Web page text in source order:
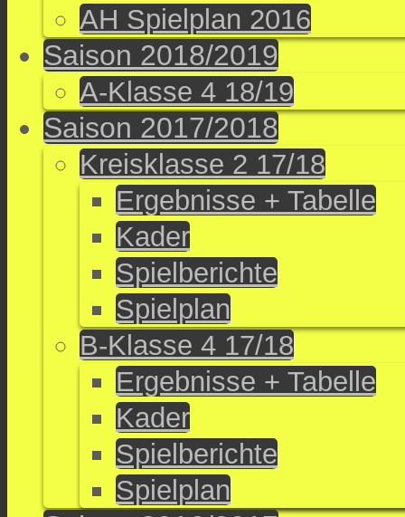
AH Spielplan 2016
Saison 2018/2019
A-Klasse 4 18/19
Saison 2017/2018
Kreisklasse 2 17/18
Ergebnisse + Tabelle
Kader
Spielberichte
Spielplan
B-Klasse 4 17/18
Ergebnisse + Tabelle
Kader
Spielberichte
Spielplan